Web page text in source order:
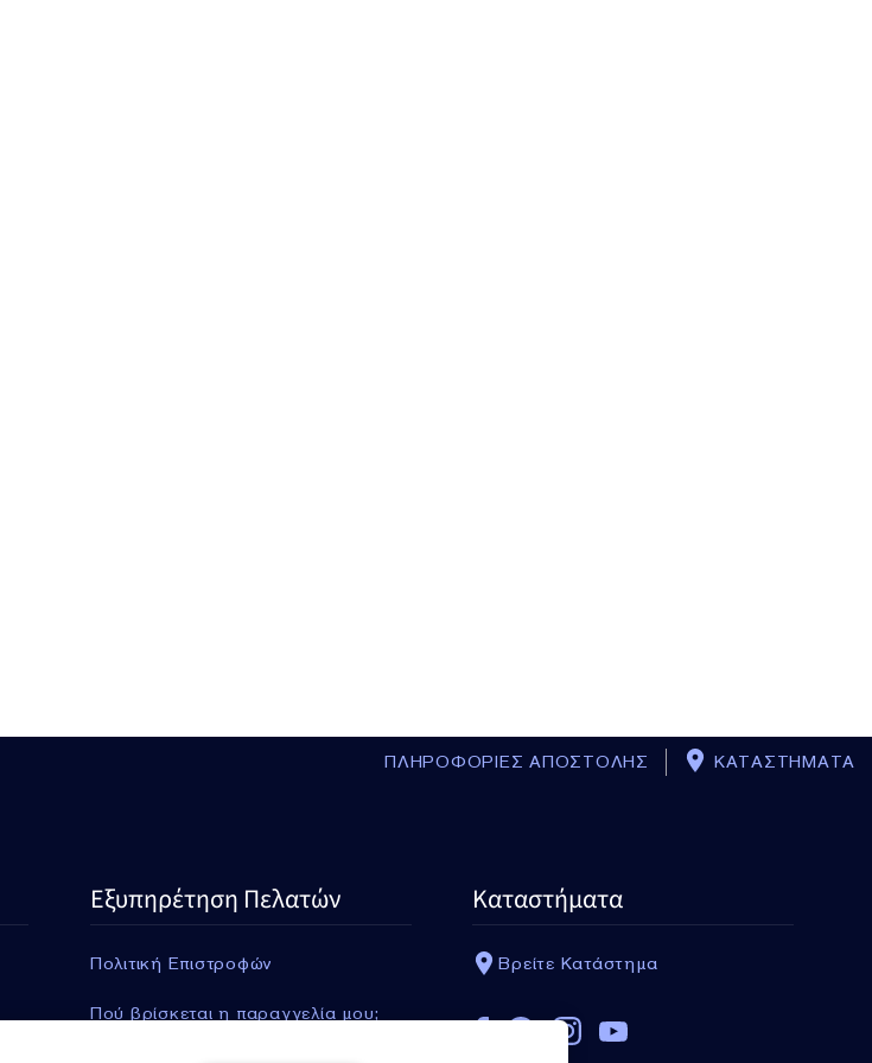
ΠΛΗΡΟΦΟΡΙΕΣ ΑΠΟΣΤΟΛΗΣ ΚΑΤΑΣΤΗΜΑΤΑ
Εξυπηρέτηση Πελατών
Πολιτική Επιστροφών
Πού βρίσκεται η παραγγελία μου;
Καταστήματα
Βρείτε Κατάστημα